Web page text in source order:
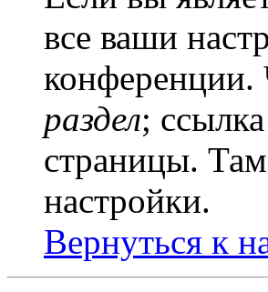
все ваши
конференции.
раздел;
страницы.
настройки.
Вернуться к